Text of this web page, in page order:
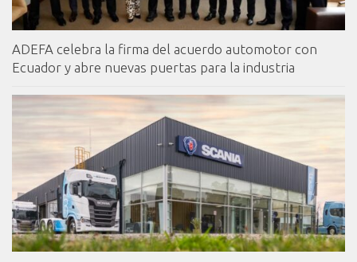
ADEFA celebra la firma del acuerdo automotor con
Ecuador y abre nuevas puertas para la industria